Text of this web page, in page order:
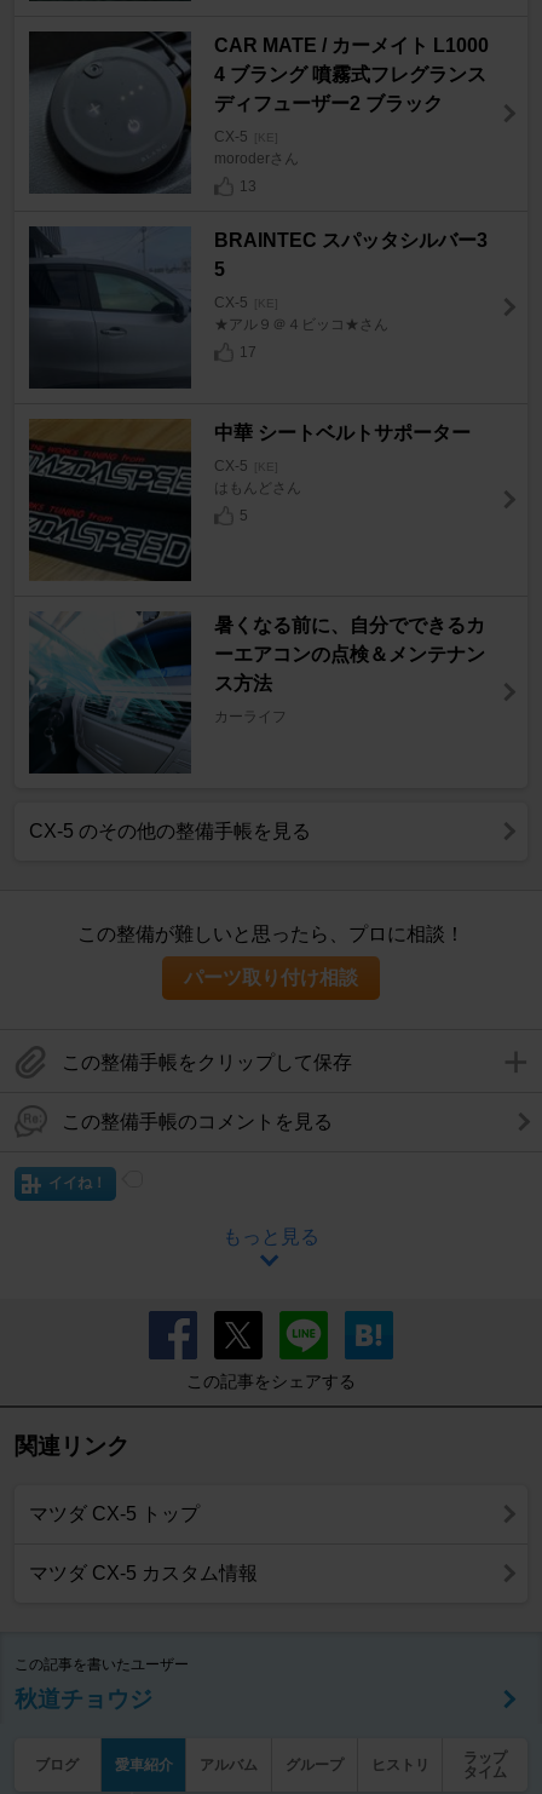
CAR MATE / カーメイト L1000
4 ブラング 噴霧式フレグランス
ディフューザー2 ブラック
CX-5 [KE]
moroderさん
13
BRAINTEC スパッタシルバー3
5
CX-5 [KE]
★アル９＠４ビッコ★さん
17
中華 シートベルトサポーター
CX-5 [KE]
はもんどさん
5
暑くなる前に、自分でできるカ
ーエアコンの点検＆メンテナン
ス方法
カーライフ
CX-5 のその他の整備手帳を見る
この整備が難しいと思ったら、プロに相談！
パーツ取り付け相談
この整備手帳をクリップして保存
この整備手帳のコメントを見る
イイね！
もっと見る
この記事をシェアする
関連リンク
マツダ CX-5 トップ
マツダ CX-5 カスタム情報
この記事を書いたユーザー
秋道チョウジ
ブログ 愛車紹介 アルバム グループ ヒストリ
ラップ
タイム